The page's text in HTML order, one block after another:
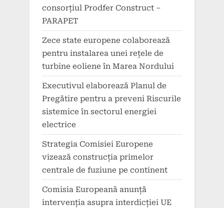
consorțiul Prodfer Construct –
PARAPET
Zece state europene colaborează
pentru instalarea unei rețele de
turbine eoliene în Marea Nordului
Executivul elaborează Planul de
Pregătire pentru a preveni Riscurile
sistemice în sectorul energiei
electrice
Strategia Comisiei Europene
vizează construcția primelor
centrale de fuziune pe continent
Comisia Europeană anunță
intervenția asupra interdicției UE